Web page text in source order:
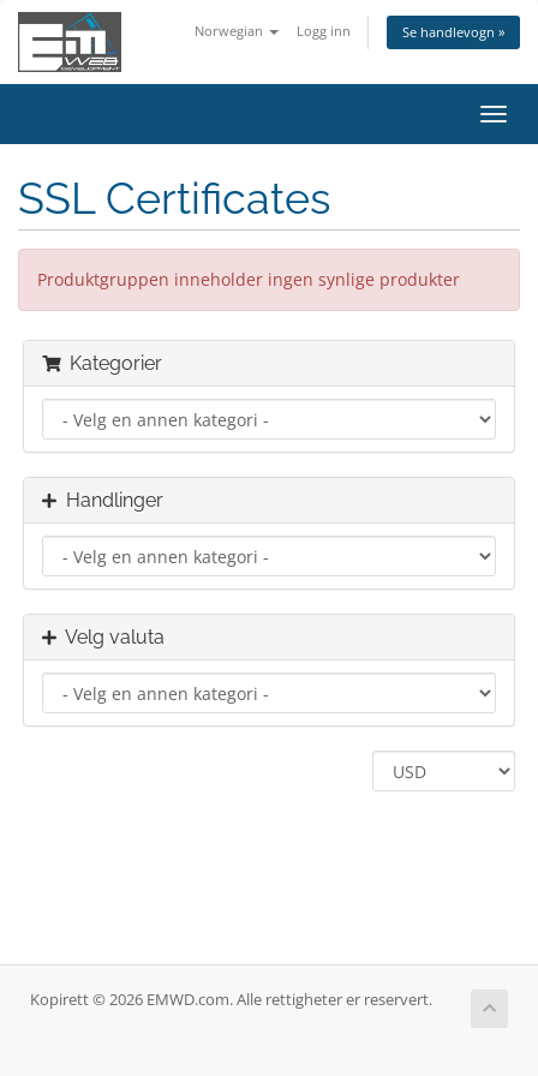
Norwegian Logg inn Se handlevogn »
Bytt
SSL Certificates
Produktgruppen inneholder ingen synlige produkter
Kategorier
Handlinger
Velg valuta
Kopirett © 2026 EMWD.com. Alle rettigheter er reservert.